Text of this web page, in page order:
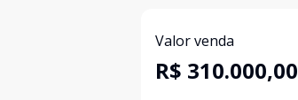
Valor venda
R$ 310.000,00